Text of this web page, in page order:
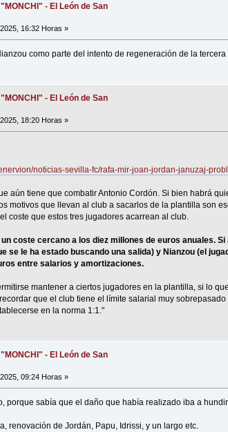
- El León de San
16:32 Horas »
como parte del intento de regeneración de la
- El León de San
18:20 Horas »
noticias-sevilla-fc/rafa-mir-joan-jordan-januzaj-
aún tiene que combatir Antonio Cordón. Si bien habrá
motivos que llevan al club a sacarlos de la plantilla son
coste que estos tres jugadores acarrean al club.
coste cercano a los diez millones de euros anuales.
se le ha estado buscando una salida) y Nianzou (el
entre salarios y amortizaciones.
mantener a ciertos jugadores en la plantilla, si lo
que el club tiene el límite salarial muy
en la norma 1:1."
- El León de San
09:24 Horas »
porque sabía que el daño que había realizado iba a
renovación de Jordán, Papu, Idrissi, y un largo etc.